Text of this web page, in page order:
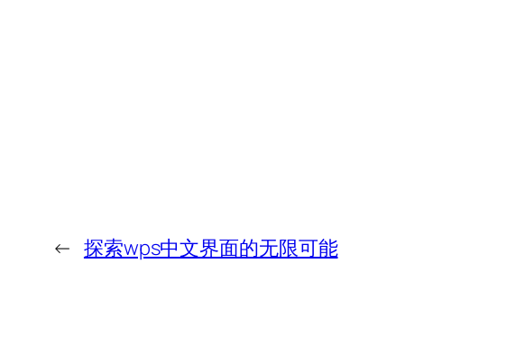
← 探索wps中文界面的无限可能